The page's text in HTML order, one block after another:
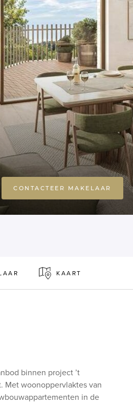
CONTACTEER MAKELAAR
KAART
binnen project ’t
Met woonoppervlaktes van
in de